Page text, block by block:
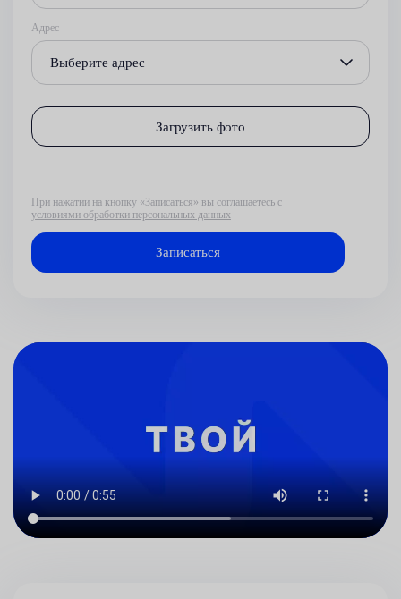
Адрес
Выберите адрес
Загрузить фото
При нажатии на кнопку «Записаться» вы соглашаетесь с
условиями обработки персональных данных